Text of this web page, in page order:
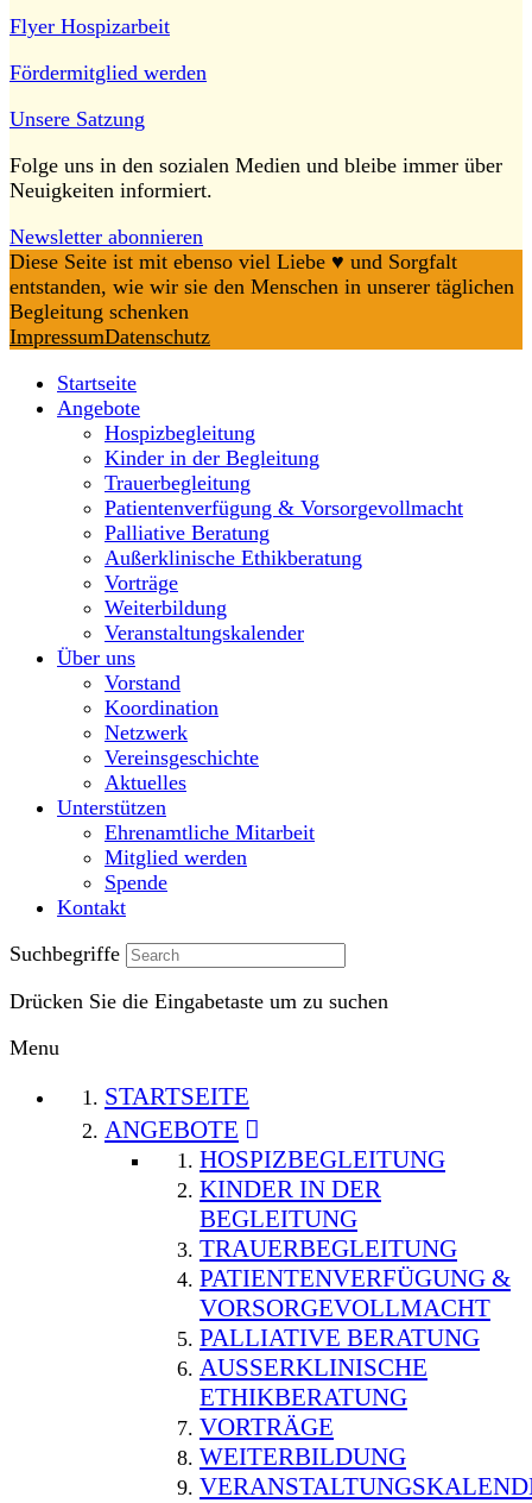
Flyer Hospizarbeit
Fördermitglied werden
Unsere Satzung
Folge uns in den sozialen Medien und bleibe immer über
Neuigkeiten informiert.
Newsletter abonnieren
Diese Seite ist mit ebenso viel Liebe ♥️ und Sorgfalt
entstanden, wie wir sie den Menschen in unserer täglichen
Begleitung schenken
ImpressumDatenschutz
Startseite
Angebote
Hospizbegleitung
Kinder in der Begleitung
Trauerbegleitung
Patientenverfügung & Vorsorgevollmacht
Palliative Beratung
Außerklinische Ethikberatung
Vorträge
Weiterbildung
Veranstaltungskalender
Über uns
Vorstand
Koordination
Netzwerk
Vereinsgeschichte
Aktuelles
Unterstützen
Ehrenamtliche Mitarbeit
Mitglied werden
Spende
Kontakt
Suchbegriffe
Drücken Sie die Eingabetaste um zu suchen
Menu
STARTSEITE
ANGEBOTE
HOSPIZBEGLEITUNG
KINDER IN DER
BEGLEITUNG
TRAUERBEGLEITUNG
PATIENTENVERFÜGUNG &
VORSORGEVOLLMACHT
PALLIATIVE BERATUNG
AUSSERKLINISCHE E
THIKBERATUNG
VORTRÄGE
WEITERBILDUNG